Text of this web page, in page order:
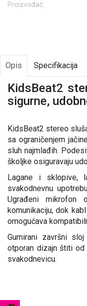
Proizvođač:
Opis Specifikacija
KidsBeat2
sigurne,
KidsBeat2 stereo
sa ograničenjem
sluh najmlađih.
školjke osiguravaju
Lagane i sklopive,
svakodnevnu
Ugrađeni mikrofon
komunikaciju, dok
omogućava
Gumirani završni
otporan dizajn štiti
svakodnevicu.